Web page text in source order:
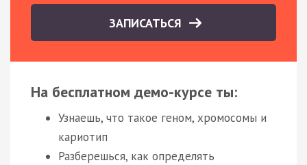
ЗАПИСАТЬСЯ
На бесплатном демо-курсе ты:
Узнаешь, что такое геном, хромосомы и
кариотип
Разберешься, как определять